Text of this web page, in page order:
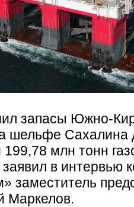
запасы Южно-
шельфе Сахалина
199,78 млн тонн
в интервью
заместитель
Маркелов.